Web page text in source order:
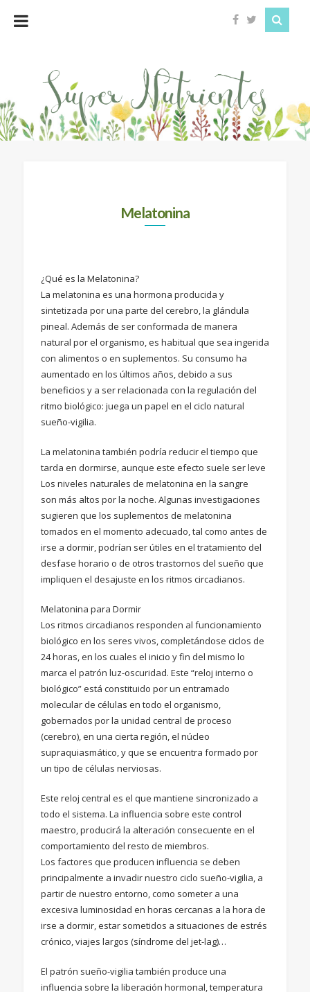
Super
Nutrientes
Melatonina
¿Qué es la Melatonina?
La melatonina es una hormona producida y
sintetizada por una parte del cerebro, la glándula
pineal. Además de ser conformada de manera
natural por el organismo, es habitual que sea ingerida
con alimentos o en suplementos. Su consumo ha
aumentado en los últimos años, debido a sus
beneficios y a ser relacionada con la regulación del
ritmo biológico: juega un papel en el ciclo natural
sueño-vigilia.
La melatonina también podría reducir el tiempo que
tarda en dormirse, aunque este efecto suele ser leve
Los niveles naturales de melatonina en la sangre
son más altos por la noche. Algunas investigaciones
sugieren que los suplementos de melatonina
tomados en el momento adecuado, tal como antes de
irse a dormir, podrían ser útiles en el tratamiento del
desfase horario o de otros trastornos del sueño que
impliquen el desajuste en los ritmos circadianos.
Melatonina para Dormir
Los ritmos circadianos responden al funcionamiento
biológico en los seres vivos, completándose ciclos de
24 horas, en los cuales el inicio y fin del mismo lo
marca el patrón luz-oscuridad. Este “reloj interno o
biológico” está constituido por un entramado
molecular de células en todo el organismo,
gobernados por la unidad central de proceso
(cerebro), en una cierta región, el núcleo
supraquiasmático, y que se encuentra formado por
un tipo de células nerviosas.
Este reloj central es el que mantiene sincronizado a
todo el sistema. La influencia sobre este control
maestro, producirá la alteración consecuente en el
comportamiento del resto de miembros.
Los factores que producen influencia se deben
principalmente a invadir nuestro ciclo sueño-vigilia, a
partir de nuestro entorno, como someter a una
excesiva luminosidad en horas cercanas a la hora de
irse a dormir, estar sometidos a situaciones de estrés
crónico, viajes largos (síndrome del jet-lag)…
El patrón sueño-vigilia también produce una
influencia sobre la liberación hormonal, temperatura